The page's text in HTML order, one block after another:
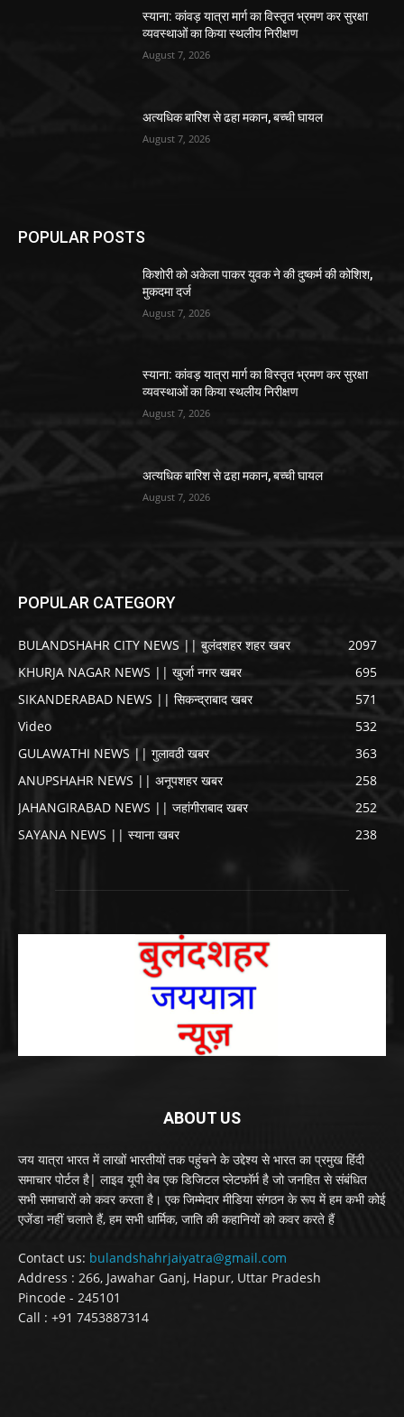
स्याना: कांवड़ यात्रा मार्ग का विस्तृत भ्रमण कर सुरक्षा
व्यवस्थाओं का किया स्थलीय निरीक्षण
August 7, 2026
अत्यधिक बारिश से ढहा मकान, बच्ची घायल
August 7, 2026
POPULAR POSTS
किशोरी को अकेला पाकर युवक ने की दुष्कर्म की कोशिश,
मुकदमा दर्ज
August 7, 2026
स्याना: कांवड़ यात्रा मार्ग का विस्तृत भ्रमण कर सुरक्षा
व्यवस्थाओं का किया स्थलीय निरीक्षण
August 7, 2026
अत्यधिक बारिश से ढहा मकान, बच्ची घायल
August 7, 2026
POPULAR CATEGORY
BULANDSHAHR CITY NEWS || बुलंदशहर शहर खबर
2097
KHURJA NAGAR NEWS || खुर्जा नगर खबर
695
SIKANDERABAD NEWS || सिकन्द्राबाद खबर
571
Video
532
GULAWATHI NEWS || गुलावठी खबर
363
ANUPSHAHR NEWS || अनूपशहर खबर
258
JAHANGIRABAD NEWS || जहांगीराबाद खबर
252
SAYANA NEWS || स्याना खबर
238
ABOUT US
जय यात्रा भारत में लाखों भारतीयों तक पहुंचने के उद्देश्य से भारत का प्रमुख हिंदी
समाचार पोर्टल है| लाइव यूपी वेब एक डिजिटल प्लेटफॉर्म है जो जनहित से संबंधित
सभी समाचारों को कवर करता है। एक जिम्मेदार मीडिया संगठन के रूप में हम कभी कोई
एजेंडा नहीं चलाते हैं, हम सभी धार्मिक, जाति की कहानियों को कवर करते हैं
Contact us: bulandshahrjaiyatra@gmail.com
Address : 266, Jawahar Ganj, Hapur, Uttar Pradesh
Pincode - 245101
Call : +91 7453887314